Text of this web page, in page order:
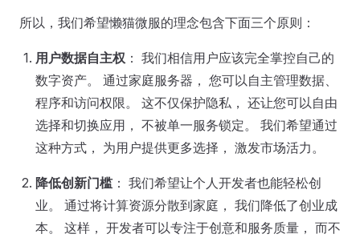
所以，我们希望懒猫微服的理念包含下面三个原则：
用户数据自主权 ： 我们相信用户应该完全掌控自己的
数字资产。 通过家庭服务器， 您可以自主管理数据、
程序和访问权限。 这不仅保护隐私， 还让您可以自由
选择和切换应用， 不被单一服务锁定。 我们希望通过
这种方式， 为用户提供更多选择， 激发市场活力。
降低创新门槛： 我们希望让个人开发者也能轻松创
业。 通过将计算资源分散到家庭， 我们降低了创业成
本。 这样， 开发者可以专注于创意和服务质量， 而不